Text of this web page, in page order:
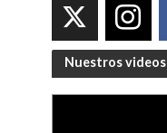
Nuestros videos